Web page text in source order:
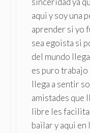
aqui y soy una
aprender si yo
sea egoista si
del mundo
es puro trabajo
llega a sentir
amistades que
libre les
bailar y aqui en